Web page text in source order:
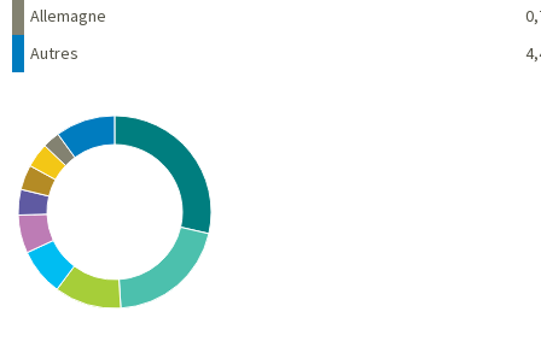
Allemagne
Autres
Chart
Pie chart with 10 slices.
View as data table, Chart